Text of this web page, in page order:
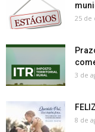
25 de
3 de
8 de